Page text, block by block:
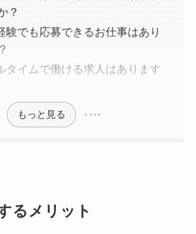
？
験でも応募できるお仕事はあり
タイムで働ける求人はあります
もっと見る
るメリット